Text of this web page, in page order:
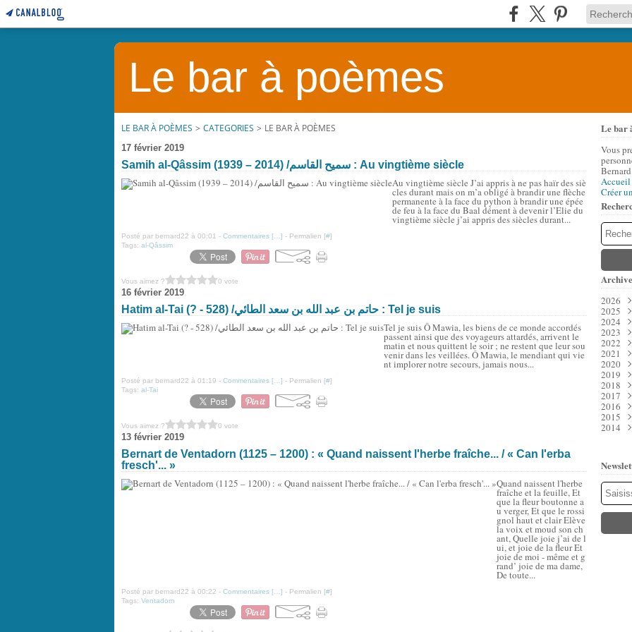
Le bar à poèmes
LE BAR À POÈMES > CATEGORIES > LE BAR À POÈMES
17 février 2019
Samih al-Qâssim (1939 – 2014) /سميح القاسم : Au vingtième siècle
Au vingtième siècle J’ai appris à ne pas haïr des siè
cles durant mais on m’a obligé à brandir une flèche
permanente à la face du python à brandir une épée
de feu à la face du Baal dément à devenir l’Elie du
vingtième siècle j’ai appris des siècles durant...
Posté par bernard22 à 00:01 - Commentaires [ ] - Permalien [#]
Tags: al-Qâssim
Vous aimez ? 0 vote
16 février 2019
Hatim al-Tai (? - 528) /حاتم بن عبد الله بن سعد الطائي : Tel je suis
Tel je suis Ô Mawia, les biens de ce monde accordés
passent ainsi que des voyageurs attardés, arrivent le
matin et nous quittent le soir ; ne restent que leur sou
venir dans les veillées. Ô Mawia, le mendiant qui vie
nt implorer notre secours, jamais nous...
Posté par bernard22 à 01:19 - Commentaires [ ] - Permalien [#]
Tags: al-Tai
Vous aimez ? 0 vote
13 février 2019
Bernart de Ventadorn (1125 – 1200) : « Quand naissent l'herbe fraîche... / « Can l'erba
fresch'... »
Quand naissent l'herbe
fraîche et la feuille, Et
que la fleur boutonne a
u verger, Et que le rossi
gnol haut et clair Elève
la voix et moud son ch
ant, Quelle joie j’ai de l
ui, et joie de la fleur Et
joie de moi - même et g
rand’ joie de ma dame,
De toute...
Posté par bernard22 à 00:22 - Commentaires [ ] - Permalien [#]
Tags: Ventadorn
Le bar
Vous
Créer
2026
Août
Juillet
Juin
Mai
Avril
Mars
2025
Août
Juillet
Juin
Mai
Avril
Mars
2024
Août
Juillet
Juin
Mai
Avril
Mars
2023
Août
Juillet
Juin
Mai
Avril
2022
Août
Juillet
Juin
Mai
2021
Août
Juillet
Juin
2020
Août
Juillet
2019
Août
2018
Mai
2017
Juin
Mai
2016
Juin
Mai
2015
Juin
Mai
2014
Juin
Mai